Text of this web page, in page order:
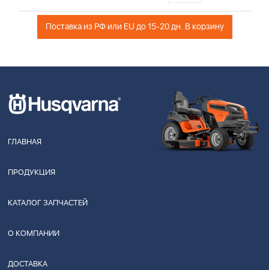
Поставка из РФ или EU до 15-20 дн. В корзину
ГЛАВНАЯ
ПРОДУКЦИЯ
КАТАЛОГ ЗАПЧАСТЕЙ
О КОМПАНИИ
ДОСТАВКА